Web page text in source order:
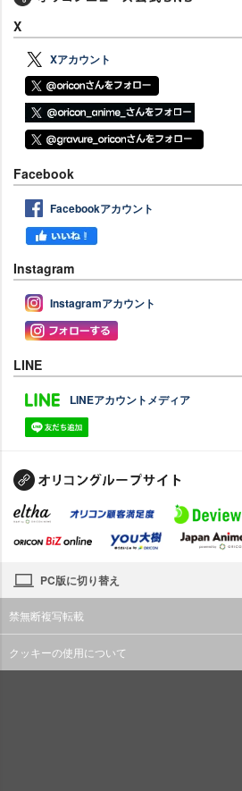
X
Xアカウント
Facebook
Facebookアカウント
Instagram
Instagramアカウント
LINE
LINEアカウントメディア
PC版に切り替え
禁無断複写転載
クッキーの使用について